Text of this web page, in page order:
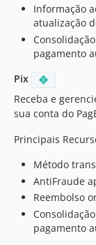
100.1.3
100.1.2
100.1.1
100.0.48
100.0.47
100.0.46
100.0.44-p1
100.0.44
100.0.43-p1
100.0.43
100.0.42
100.0.41
Informação
atualização
pagamento
Pix
Receba e
sua conta do
Principais
Método
AntiFraude
Reembolso
pagamento